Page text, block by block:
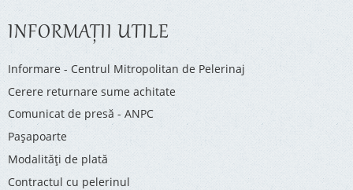
INFORMAŢII UTILE
Informare - Centrul Mitropolitan de Pelerinaj
Cerere returnare sume achitate
Comunicat de presă - ANPC
Pașapoarte
Modalități de plată
Contractul cu pelerinul